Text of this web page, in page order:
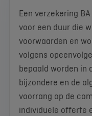
Een verzekering
voor een duur die
voorwaarden en
volgens
bepaald worden in
bijzondere en de
voorrang op de
individuele offerte